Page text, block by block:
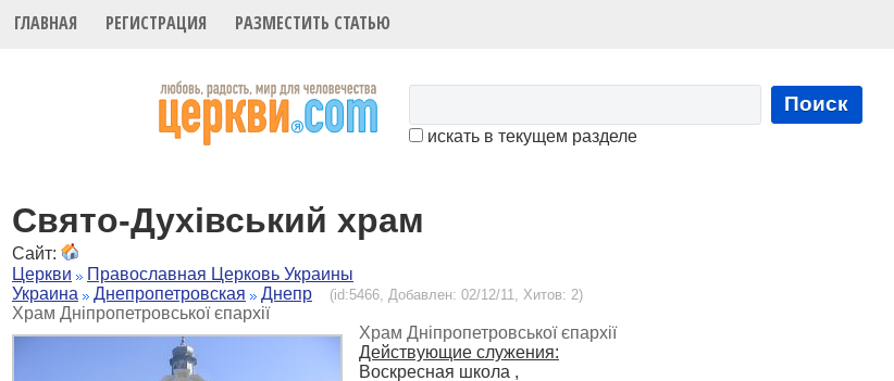
ГЛАВНАЯ РЕГИСТРАЦИЯ РАЗМЕСТИТЬ СТАТЬЮ
Поиск
искать в текущем разделе
Свято-Духівський храм
Сайт:
Церкви
Православная Церковь Украины
Украина
Днепропетровская Днепр (id:5466, Добавлен: 02/12/11, Хитов: 2)
Храм Дніпропетровської єпархії
Храм Дніпропетровської єпархії
Действующие служения:
Воскресная школа ,